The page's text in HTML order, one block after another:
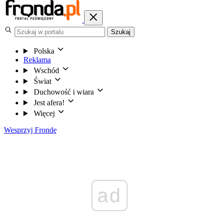
Szukaj
Polska
Reklama
Wschód
Świat
Duchowość i wiara
Jest afera!
Więcej
Wesprzyj Frondę
ad